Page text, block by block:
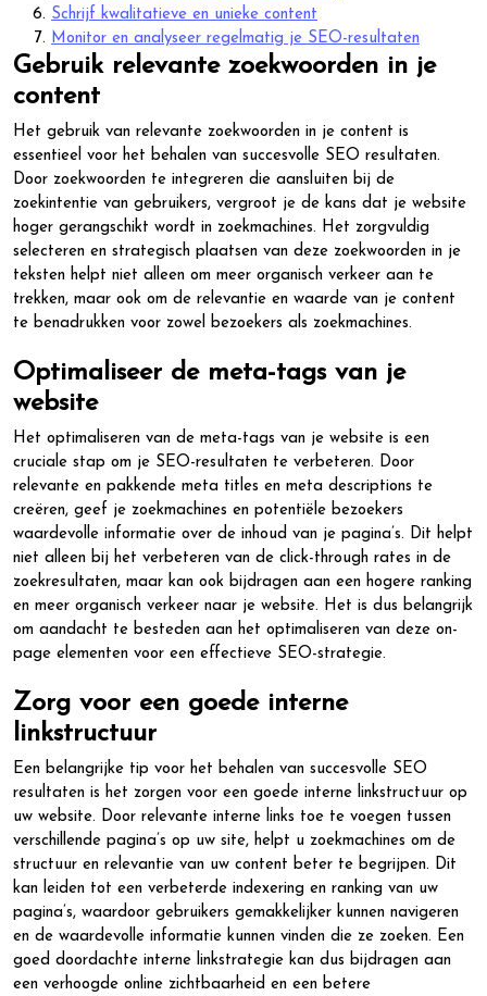
Schrijf kwalitatieve en unieke content
Monitor en analyseer regelmatig je SEO-resultaten
Gebruik relevante zoekwoorden in je
content
Het gebruik van relevante zoekwoorden in je content is
essentieel voor het behalen van succesvolle SEO resultaten.
Door zoekwoorden te integreren die aansluiten bij de
zoekintentie van gebruikers, vergroot je de kans dat je website
hoger gerangschikt wordt in zoekmachines. Het zorgvuldig
selecteren en strategisch plaatsen van deze zoekwoorden in je
teksten helpt niet alleen om meer organisch verkeer aan te
trekken, maar ook om de relevantie en waarde van je content
te benadrukken voor zowel bezoekers als zoekmachines.
Optimaliseer de meta-tags van je
website
Het optimaliseren van de meta-tags van je website is een
cruciale stap om je SEO-resultaten te verbeteren. Door
relevante en pakkende meta titles en meta descriptions te
creëren, geef je zoekmachines en potentiële bezoekers
waardevolle informatie over de inhoud van je pagina’s. Dit helpt
niet alleen bij het verbeteren van de click-through rates in de
zoekresultaten, maar kan ook bijdragen aan een hogere ranking
en meer organisch verkeer naar je website. Het is dus belangrijk
om aandacht te besteden aan het optimaliseren van deze on-
page elementen voor een effectieve SEO-strategie.
Zorg voor een goede interne
linkstructuur
Een belangrijke tip voor het behalen van succesvolle SEO
resultaten is het zorgen voor een goede interne linkstructuur op
uw website. Door relevante interne links toe te voegen tussen
verschillende pagina’s op uw site, helpt u zoekmachines om de
structuur en relevantie van uw content beter te begrijpen. Dit
kan leiden tot een verbeterde indexering en ranking van uw
pagina’s, waardoor gebruikers gemakkelijker kunnen navigeren
en de waardevolle informatie kunnen vinden die ze zoeken. Een
goed doordachte interne linkstrategie kan dus bijdragen aan
een verhoogde online zichtbaarheid en een betere